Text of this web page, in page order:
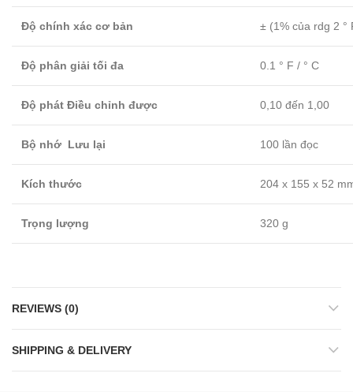
Độ chính xác cơ bản ± (1% của rdg 2 °
Độ phân giải tối đa 0.1 ° F / ° C
Độ phát Điều chỉnh được 0,10 đến 1,00
Bộ nhớ Lưu lại 100 lần đọc
Kích thước 204 x 155 x 52
Trọng lượng 320 g
REVIEWS (0)
SHIPPING & DELIVERY